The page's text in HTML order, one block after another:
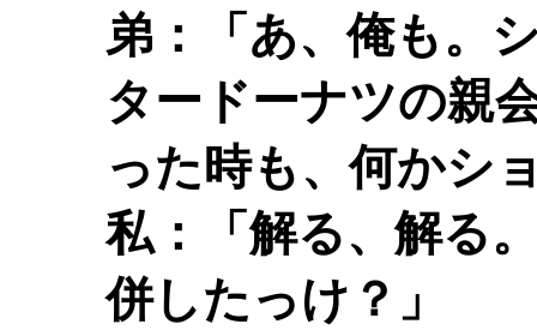
弟：「あ、俺も。
タードーナツの親
った時も、何かシ
私：「解る、解る
併したっけ？」